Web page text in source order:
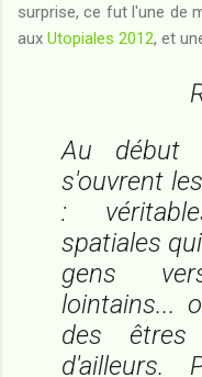
surprise, ce fut l'une de
aux Utopiales 2012, et
Au début
s'ouvrent
:
spatiales
gens
lointains...
des êtres
d'ailleurs.